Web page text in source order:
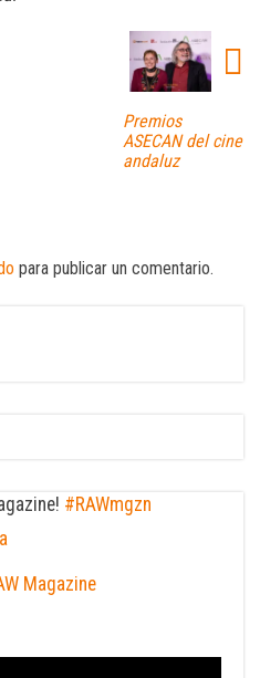
Premios
ASECAN del cine
andaluz
para publicar un comentario.
#RAWmgzn
Magazine